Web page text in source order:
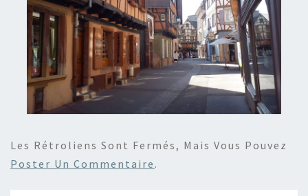
Les Rétroliens Sont Fermés, Mais Vous Pouvez
Poster Un Commentaire .